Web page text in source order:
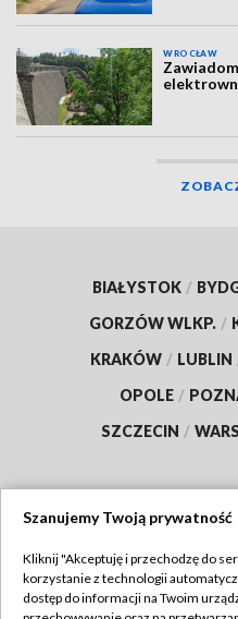
WROCŁAW
BIAŁYSTOK /
GORZÓW WLKP. /
KRAKÓW / LUBLIN
OPOLE /
SZCZECIN /
Szanujemy Twoją prywatność
Kliknij "Akceptuję i przechodzę do
korzystanie z technologii
dostęp do informacji na Twoim